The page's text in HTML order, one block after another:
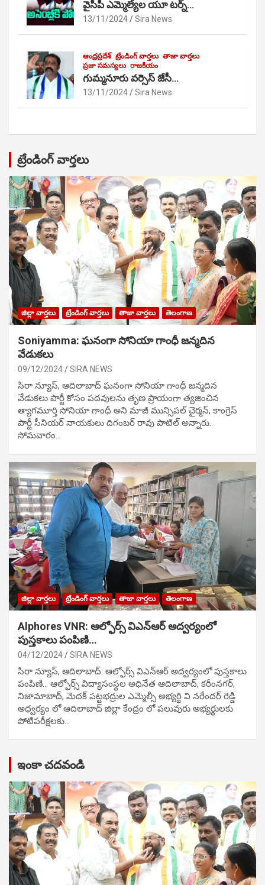
వైసీపీ ఎమ్మెల్యేల యూ టర్న్…
13/11/2024 Sira News
ఆంధ్రప్రదేశ్ ట్రేండింగ్ వార్తలు తాజా వార్తలు
ప్రజా సమస్యలు రాజకీయం
గుమ్మనూరు వర్సెస్ జేసీ…
13/11/2024 Sira News
ట్రేండింగ్ వార్తలు
జిల్లా వార్తలు ట్రేండింగ్ వార్తలు తాజా వార్తలు తెలంగాణ
Soniyamma: ఘ‌నంగా సోనియా గాంధీ జ‌న్మ‌దిన
వేడుక‌లు
09/12/2024 SIRA NEWS
సిరా న్యూస్, ఆదిలాబాద్ ఘ‌నంగా సోనియా గాంధీ జ‌న్మ‌దిన
వేడుక‌లు పార్టీ కోసం ప‌ద‌వుల‌ను తృణ ప్రాయంగా త్య‌జించిన
త్యాగమూర్తి సోనియా గాంధీ అని మాజీ మున్సిప‌ల్ చైర్మ‌న్, కాంగ్రెస్
పార్టీ సీనియ‌ర్ నాయ‌కులు దిగంబ‌ర్ రావు పాటిల్ అన్నారు.
సోమవారం…
జిల్లా వార్తలు ట్రేండింగ్ వార్తలు తాజా వార్తలు తెలంగాణ
Alphores VNR: ఆల్ఫోర్స్ విఎన్ఆర్ అద్వర్యంలో
పుస్తకాలు పంపిణి…
04/12/2024 SIRA NEWS
సిరా న్యూస్, ఆదిలాబాద్: ఆల్ఫోర్స్ విఎన్ఆర్ అద్వర్యంలో పుస్తకాలు
పంపిణి… ఆల్ఫోర్స్ విద్యాసంస్థల అధినేత ఆదిలాబాద్, కరీంనగర్,
నిజామాబాద్, మెదక్ పట్టభద్రుల ఎమ్మెల్సీ అభ్యర్థి వి నరేందర్ రెడ్డి
అధ్వర్యం లో ఆదిలాబాద్ జిల్లా కేంద్రం లో పలువురు అభ్యర్థులకు
పోటిప‌రీక్ష‌ల‌కు…
ఇంకా చదవండి